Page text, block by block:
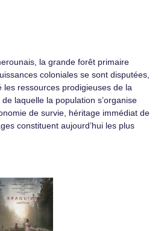
la grande forêt primaire
coloniales se sont disputées,
ressources prodigieuses de la
laquelle la population s’organise
de survie, héritage immédiat de
constituent aujourd’hui les plus